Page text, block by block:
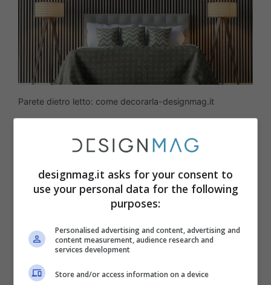
Parete dietro letto: come decorarla-designmag.it
da texture particolari e uniche, si possono
scegliere anche tessuti murali o carta da
parati . I tessuti murali come la tappezzeria
o i teli appesi creano un punto focale
accogliente sopra il letto. Si possono
scegliere tessuti con motivi vivaci o
texture morbide, a seconda dello stile che
designmag.it asks for your consent to
use your personal data for the following
purposes:
Personalised advertising and content, advertising and
content measurement, audience research and
services development
Store and/or access information on a device